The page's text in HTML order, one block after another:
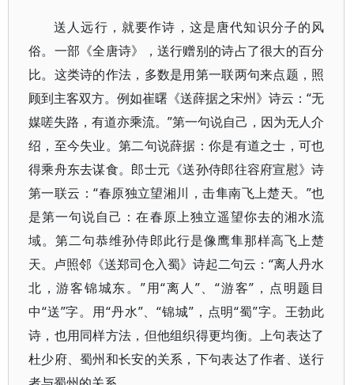
送人远行，就要作诗，这是唐代知识分子的风
俗。一部《全唐诗》，送行赠别的诗占了很大的百分
比。这类诗的作法，多数是用第一联两句来点题，照
顾到主客双方。例如崔曙《送薛据之宋州》诗云：“无
媒嗟失路，有道亦乘流。”第一句说自己，因为无人介
绍，至今失业。第二句说薛据：你是有道之士，可也
得乘舟东去谋食。郎士元《送孙侍郎往容府宣慰》诗
第一联云：“春原独立望湘川，击隼南飞上楚天。”也
是第一句说自己：在春原上独立遥望你去的湘水流
域。第二句恭维孙侍郎此行是像鹰隼那样高飞上楚
天。卢照邻《送郑司仓入蜀》诗起二句云：“离人丹水
北，游客锦城东。”用“离人”、“游客”，点明题目
中“送”字。用“丹水”、“锦城”，点明“蜀”字。王勃此
诗，也用同样方法，但他组织得更均衡。上句表达了
杜少府、蜀州和长安的关系，下句表达了作者、送行